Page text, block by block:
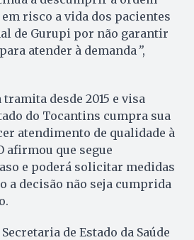
risco a vida dos pacientes
de Gurupi por não garantir
atender à demanda ”,
desde 2015 e visa
do Tocantins cumpra sua
atendimento de qualidade à
afirmou que segue
e poderá solicitar medidas
a decisão não seja cumprida
de Estado da Saúde